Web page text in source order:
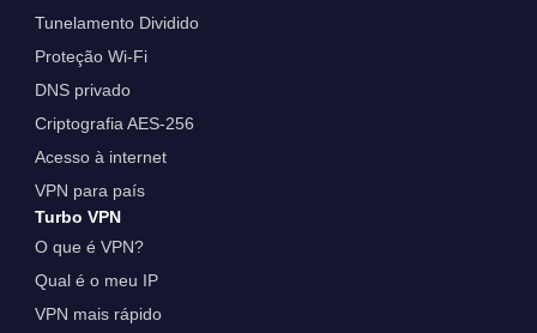
Tunelamento Dividido
Proteção Wi-Fi
DNS privado
Criptografia AES-256
Acesso à internet
VPN para país
Turbo VPN
O que é VPN?
Qual é o meu IP
VPN mais rápido